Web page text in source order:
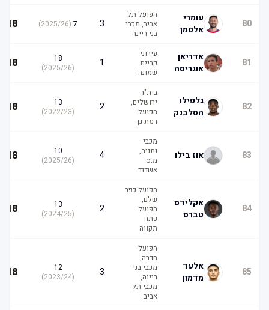
80
עומרי
אלטמן
הפועל תל
אביב, מכבי
בני ריינה
2025/26
)
18
81
אדריאן
אוגריסה
עירוני
קריית
שמונה
18
2025/26
)
18
82
גלפילו
הסלבנק
בית"ר
ירושלים,
הפועל
רמת גן
13
2022/23
)
18
83 אוז בילו
מכבי
נתניה,
מ.ס.
אשדוד
10
2025/26
)
18
84
אקלידס
טברס
הפועל כפר
שלם,
הפועל
פתח
תקווה
13
2024/25
)
18
85
אלעד
מדמון
הפועל
חדרה,
מכבי בני
ריינה,
מכבי תל
אביב
12
2023/24
)
18